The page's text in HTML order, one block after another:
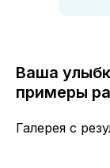
Ваша
примеры
Галерея с